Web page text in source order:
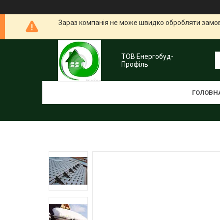
Зараз компанія не може швидко обробляти
ТОВ Енергобуд-
Профіль